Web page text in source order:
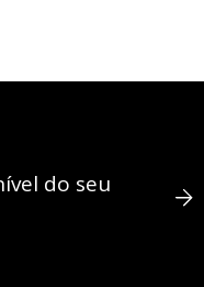
do seu